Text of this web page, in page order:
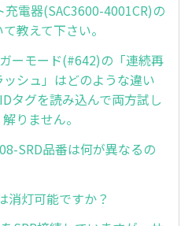
電器(SAC3600-4001CR)の
教えて下さい。
ーモード(#642)の「連続再
シュ」はどのような違い
タグを読み込んで両方試し
りません。
SRD品番は何が異なるの
消灯可能ですか？